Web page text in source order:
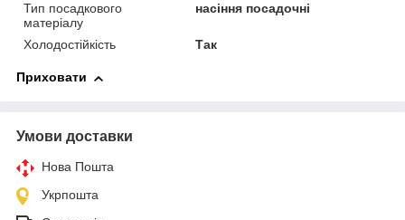
Тип посадкового
матеріалу
насіння посадочні
Холодостійкість Так
Приховати
Умови доставки
Нова Пошта
Укрпошта